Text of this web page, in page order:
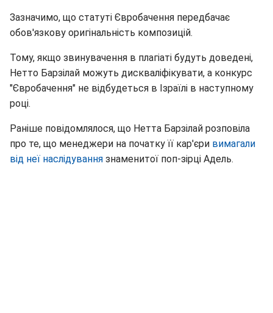
Зазначимо, що статуті Євробачення передбачає
обов'язкову оригінальність композицій.
Тому, якщо звинувачення в плагіаті будуть доведені,
Нетто Барзілай можуть дискваліфікувати, а конкурс
"Євробачення" не відбудеться в Ізраїлі в наступному
році.
Раніше повідомлялося, що Нетта Барзілай розповіла
про те, що менеджери на початку її кар'єри вимагали
від неї наслідування знаменитої поп-зірці Адель.